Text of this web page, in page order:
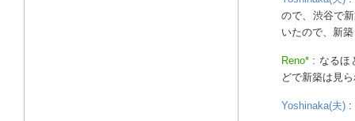
ので、渋谷で
いたので、新
Reno* : なるほ
どで新築は見
Yoshinaka(夫) :